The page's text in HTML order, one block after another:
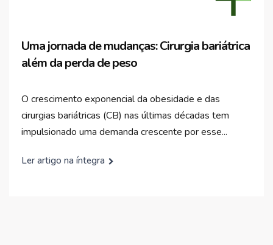
Uma jornada de mudanças: Cirurgia bariátrica
além da perda de peso
O crescimento exponencial da obesidade e das
cirurgias bariátricas (CB) nas últimas décadas tem
impulsionado uma demanda crescente por esse...
Ler artigo na íntegra